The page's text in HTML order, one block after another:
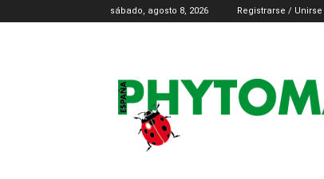
sábado, agosto 8, 2026 Registrarse / Unirse